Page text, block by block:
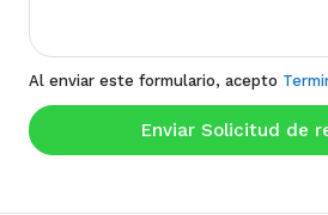
Al enviar este formulario, acepto
Enviar Solicitud de